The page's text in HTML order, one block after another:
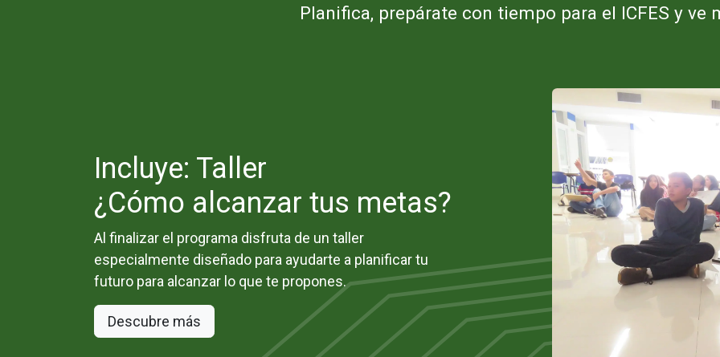
Planifica, prepárate con tiempo para el ICFES y ve
Incluye: Taller
¿Cómo alcanzar tus metas?
Al finalizar el programa disfruta de un taller
especialmente diseñado para ayudarte a planificar tu
futuro para alcanzar lo que te propones.
Descubre más